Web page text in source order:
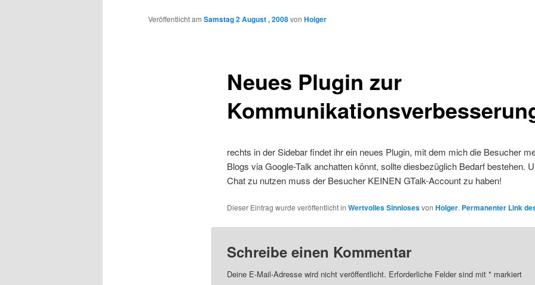
Inhalt
Neues Plugin zur
Veröffentlicht am Samstag 2 August , 2008von Holger
rechts in der Sidebar findet ihr ein neues Plugin, mit dem mich die Besucher
Blogs via Google-Talk anchatten könnt, sollte diesbezüglich Bedarf bestehen.
Chat zu nutzen muss der Besucher KEINEN GTalk-Account zu haben!
Dieser Eintrag wurde veröffentlicht in Wertvolles Sinnlosesvon Holger. Permanenter Link
Schreibe einen Kommentar
Deine E-Mail-Adresse wird nicht veröffentlicht. Erforderliche Felder sind mit *markiert